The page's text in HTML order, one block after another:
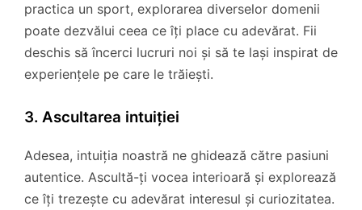
practica un sport, explorarea diverselor domenii
poate dezvălui ceea ce îți place cu adevărat. Fii
deschis să încerci lucruri noi și să te lași inspirat de
experiențele pe care le trăiești.
3. Ascultarea intuiției
Adesea, intuiția noastră ne ghidează către pasiuni
autentice. Ascultă-ți vocea interioară și explorează
ce îți trezește cu adevărat interesul și curiozitatea.